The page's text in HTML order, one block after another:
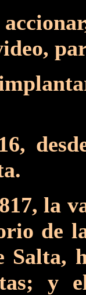
la
de
Salta,
y